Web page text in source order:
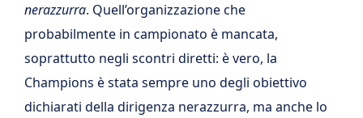
nerazzurra. Quell’organizzazione che
probabilmente in campionato è mancata,
soprattutto negli scontri diretti: è vero, la
Champions è stata sempre uno degli obiettivo
dichiarati della dirigenza nerazzurra, ma anche lo